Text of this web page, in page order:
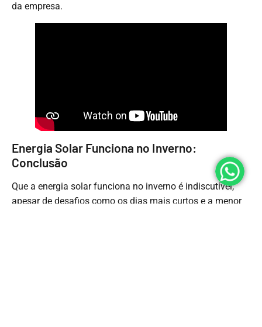
da empresa.
Energia Solar Funciona no Inverno:
Conclusão
Que a energia solar funciona no inverno é indiscutível,
apesar de desafios como os dias mais curtos e a menor